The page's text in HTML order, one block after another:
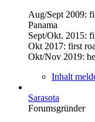
Aug/Sept 2009:
Panama
Sept/Okt. 2015:
Okt 2017: first
Okt/Nov 2019:
Inhalt
Sarasota
Forumsgründer